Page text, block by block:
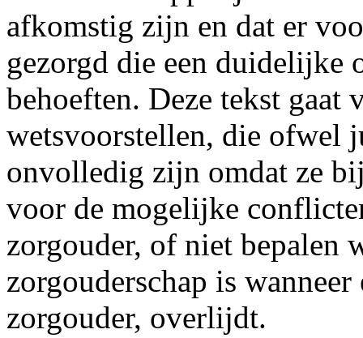
afkomstig zijn en dat er
gezorgd die een duidelijke
behoeften. Deze tekst gaat
wetsvoorstellen, die ofwel
onvolledig zijn omdat ze
voor de mogelijke
zorgouder, of niet bepalen
zorgouderschap is
zorgouder, overlijdt.